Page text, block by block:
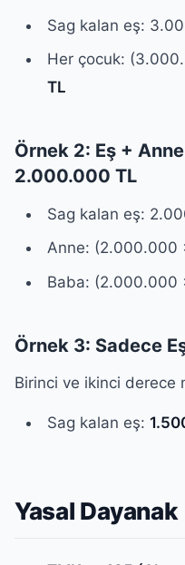
Sag kalan eş:
Her çocuk:
TL
Örnek 2: Eş +
2.000.000 TL
Sag kalan eş:
Anne: (2.000.000
Baba: (2.000.000
Örnek 3: Sadece
Birinci ve ikinci derece
Sag kalan eş:
Yasal Dayanak